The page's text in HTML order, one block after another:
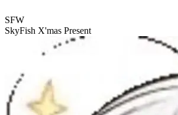
SFW
SkyFish X'mas Present